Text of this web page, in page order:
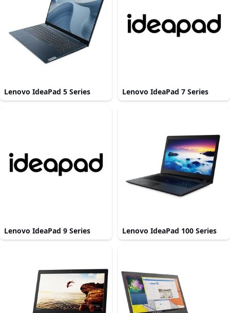
Lenovo IdeaPad 5 Series Lenovo IdeaPad 7 Series
Lenovo IdeaPad 9 Series Lenovo IdeaPad 100 Series